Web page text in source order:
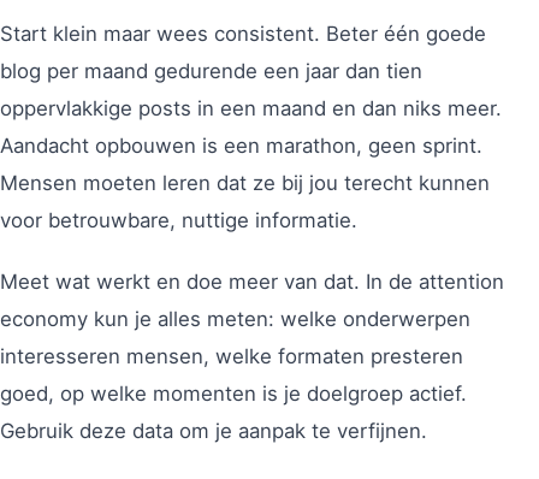
Start klein maar wees consistent. Beter één goede
blog per maand gedurende een jaar dan tien
oppervlakkige posts in een maand en dan niks meer.
Aandacht opbouwen is een marathon, geen sprint.
Mensen moeten leren dat ze bij jou terecht kunnen
voor betrouwbare, nuttige informatie.
Meet wat werkt en doe meer van dat. In de attention
economy kun je alles meten: welke onderwerpen
interesseren mensen, welke formaten presteren
goed, op welke momenten is je doelgroep actief.
Gebruik deze data om je aanpak te verfijnen.